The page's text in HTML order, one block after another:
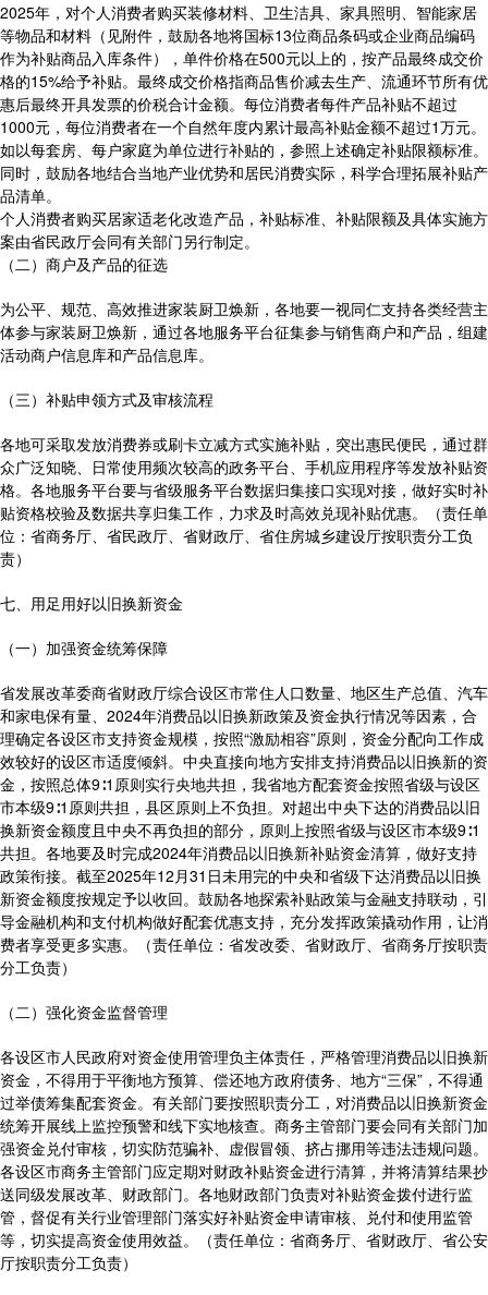
2025年，对个人消费者购买装修材料、卫生洁具、家具照明、智能家居
等物品和材料（见附件，鼓励各地将国标13位商品条码或企业商品编码
作为补贴商品入库条件），单件价格在500元以上的，按产品最终成交价
格的15%给予补贴。最终成交价格指商品售价减去生产、流通环节所有优
惠后最终开具发票的价税合计金额。每位消费者每件产品补贴不超过
1000元，每位消费者在一个自然年度内累计最高补贴金额不超过1万元。
如以每套房、每户家庭为单位进行补贴的，参照上述确定补贴限额标准。
同时，鼓励各地结合当地产业优势和居民消费实际，科学合理拓展补贴产
品清单。
个人消费者购买居家适老化改造产品，补贴标准、补贴限额及具体实施方
案由省民政厅会同有关部门另行制定。
（二）商户及产品的征选
为公平、规范、高效推进家装厨卫焕新，各地要一视同仁支持各类经营主
体参与家装厨卫焕新，通过各地服务平台征集参与销售商户和产品，组建
活动商户信息库和产品信息库。
（三）补贴申领方式及审核流程
各地可采取发放消费券或刷卡立减方式实施补贴，突出惠民便民，通过群
众广泛知晓、日常使用频次较高的政务平台、手机应用程序等发放补贴资
格。各地服务平台要与省级服务平台数据归集接口实现对接，做好实时补
贴资格校验及数据共享归集工作，力求及时高效兑现补贴优惠。（责任单
位：省商务厅、省民政厅、省财政厅、省住房城乡建设厅按职责分工负
责）
七、用足用好以旧换新资金
（一）加强资金统筹保障
省发展改革委商省财政厅综合设区市常住人口数量、地区生产总值、汽车
和家电保有量、2024年消费品以旧换新政策及资金执行情况等因素，合
理确定各设区市支持资金规模，按照“激励相容”原则，资金分配向工作成
效较好的设区市适度倾斜。中央直接向地方安排支持消费品以旧换新的资
金，按照总体9∶1原则实行央地共担，我省地方配套资金按照省级与设区
市本级9∶1原则共担，县区原则上不负担。对超出中央下达的消费品以旧
换新资金额度且中央不再负担的部分，原则上按照省级与设区市本级9∶1
共担。各地要及时完成2024年消费品以旧换新补贴资金清算，做好支持
政策衔接。截至2025年12月31日未用完的中央和省级下达消费品以旧换
新资金额度按规定予以收回。鼓励各地探索补贴政策与金融支持联动，引
导金融机构和支付机构做好配套优惠支持，充分发挥政策撬动作用，让消
费者享受更多实惠。（责任单位：省发改委、省财政厅、省商务厅按职责
分工负责）
（二）强化资金监督管理
各设区市人民政府对资金使用管理负主体责任，严格管理消费品以旧换新
资金，不得用于平衡地方预算、偿还地方政府债务、地方“三保”，不得通
过举债筹集配套资金。有关部门要按照职责分工，对消费品以旧换新资金
统筹开展线上监控预警和线下实地核查。商务主管部门要会同有关部门加
强资金兑付审核，切实防范骗补、虚假冒领、挤占挪用等违法违规问题。
各设区市商务主管部门应定期对财政补贴资金进行清算，并将清算结果抄
送同级发展改革、财政部门。各地财政部门负责对补贴资金拨付进行监
管，督促有关行业管理部门落实好补贴资金申请审核、兑付和使用监管
等，切实提高资金使用效益。（责任单位：省商务厅、省财政厅、省公安
厅按职责分工负责）